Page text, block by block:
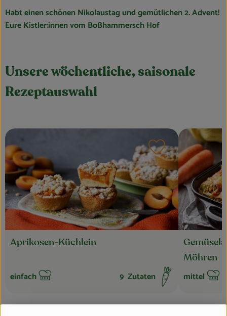
Habt einen schönen Nikolaustag und gemütlichen 2. Advent!
Eure Kistler:innen vom Boßhammersch Hof
Unsere wöchentliche, saisonale
Rezeptauswahl
Aprikosen-Küchlein
Schwierigkeit:
einfach 9 Zutaten
Rezept zu
Möhren
mittel